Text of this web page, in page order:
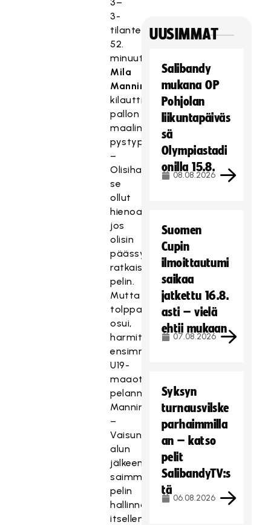
3-
tilanteessa
52.
minuutilla
Mila
Manninen
kilautti
pallon
maalin
pystyputkeen.
–
Olisihan
se
ollut
hienoa,
jos
olisin
päässyt
ratkaisemaan
pelin.
Mutta
tolppaan
osui,
harmitteli
ensimmäisen
U19-
maaottelunsa
pelannut
Manninen.
–
Vaisun
alun
jälkeen
saimme
pelin
hallinnan
itsellemme,
UUSIMMAT
Salibandy
mukana OP
Pohjolan
liikuntapäiväs
sä
Olympiastadi
onilla 15.8.
08.08.2026
Suomen
Cupin
ilmoittautumi
saikaa
jatkettu 16.8.
asti – vielä
ehtii mukaan
07.08.2026
Syksyn
turnausvilske
parhaimmilla
an – katso
pelit
SalibandyTV:s
tä
06.08.2026